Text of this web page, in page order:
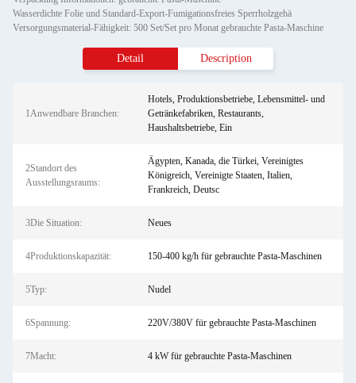
Wasserdichte Folie und Standard-Export-Fumigationsfreies Sperrholzgehä
Versorgungsmaterial-Fähigkeit: 500 Set/Set pro Monat gebrauchte Pasta-Maschine
Detail Description
1Anwendbare Branchen:
Hotels, Produktionsbetriebe, Lebensmittel- und
Getränkefabriken, Restaurants,
Haushaltsbetriebe, Ein
2Standort des
Ausstellungsraums:
Ägypten, Kanada, die Türkei, Vereinigtes
Königreich, Vereinigte Staaten, Italien,
Frankreich, Deutsc
3Die Situation: Neues
4Produktionskapazität: 150-400 kg/h für gebrauchte Pasta-Maschinen
5Typ: Nudel
6Spannung: 220V/380V für gebrauchte Pasta-Maschinen
7Macht: 4 kW für gebrauchte Pasta-Maschinen